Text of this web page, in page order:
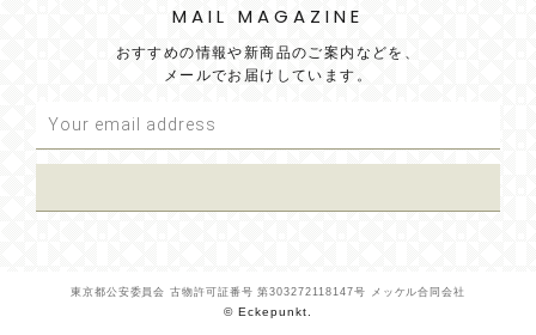
MAIL MAGAZINE
おすすめの情報や新商品のご案内などを、
メールでお届けしています。
東京都公安委員会 古物許可証番号 第303272118147号 メッケル合同会社
© Eckepunkt.